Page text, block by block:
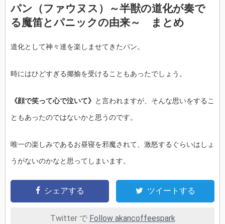
パン（ファウヌス）～半獣の道化が奏で
る魔笛とパニックの由来～ まとめ
道化として神々達を楽しませてきたパン。
時にはひどすぎる揶揄を受けることもあったでしょう。
《顔で笑って心で泣いて》 と言われますが、そんな思いをするこ
ともあったのではないかと思うのです。
唯一の楽しみであるお昼寝を邪魔されて、激怒するぐらいはしょ
うがないのかなと思ってしまいます。
シェアする ツイートする
Twitter で Follow akancoffeespark